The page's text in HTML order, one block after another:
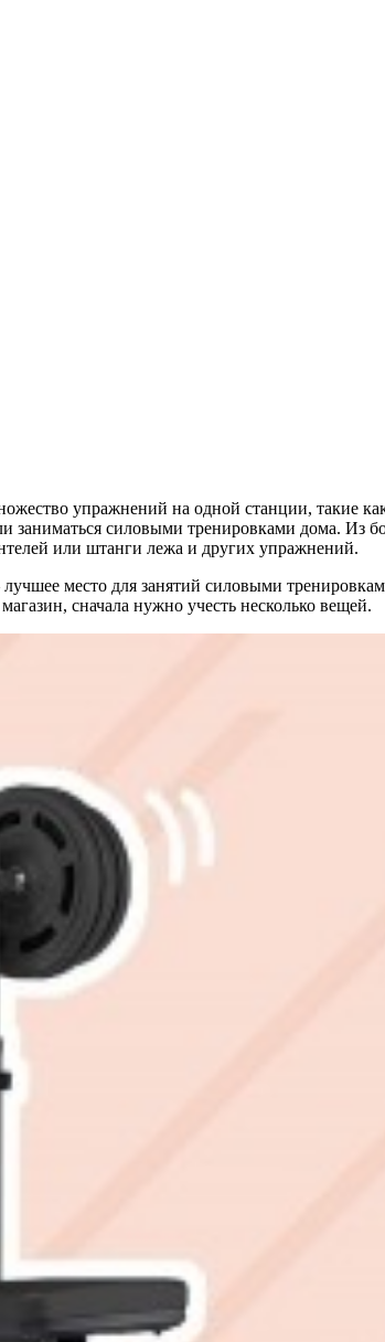
упражнений на одной станции, такие
заниматься силовыми тренировками дома. Из
или штанги лежа и других упражнений.
место для занятий силовыми
сначала нужно учесть несколько вещей.